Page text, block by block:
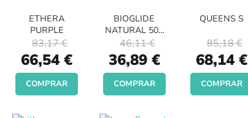
ETHERA
PURPLE
Special
Price
66,54 €
83,17 €
COMPRAR
BIOGLIDE
NATURAL 500
ML
Special
Price
36,89 €
46,11 €
COMPRAR
QUEENS S
Special
Price
68,14 €
85,18 €
COMPRAR